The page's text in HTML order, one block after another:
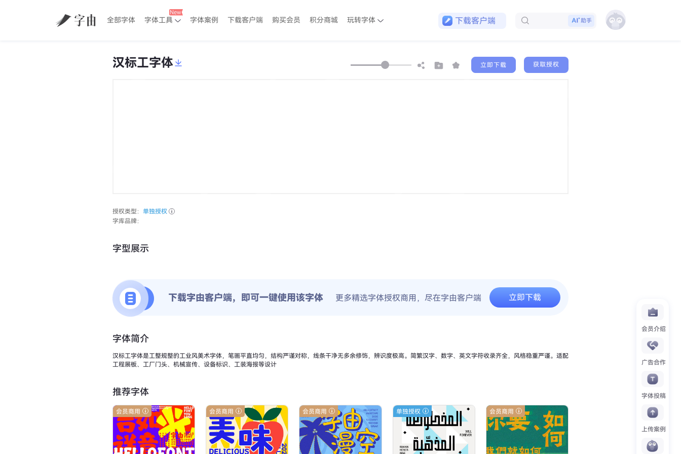
全部字体 字体工具 字体案例 下载客户端 购买会员 积分商城 玩转字体
下载客户端
助手
会员介绍
广告合作
字体投稿
上传案例
汉标工字体 立即下载 获取授权
授权类型： 单独授权
字库品牌：
字型展示
下载字由客户端，即可一键使用该字体 更多精选字体授权商用，尽在字由客户端 立即下载
字体简介
汉标工字体是工整规整的工业风美术字体，笔画平直均匀，结构严谨对称，线条干净无多余修饰，辨识度极高。简繁汉字、数字、英文字符收录齐全，风格稳重严谨。适配
工程展板、工厂门头、机械宣传、设备标识、工装海报等设计
推荐字体
会员商用 会员商用 会员商用 单独授权 会员商用